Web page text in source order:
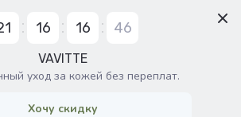
16 16 46
VAVITTE
уход за кожей без переплат.
Хочу скидку